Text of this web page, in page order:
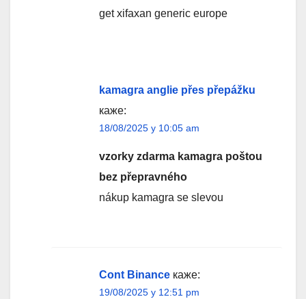
get xifaxan generic europe
kamagra anglie přes přepážku
каже:
18/08/2025 у 10:05 am
vzorky zdarma kamagra poštou
bez přepravného
nákup kamagra se slevou
Cont Binance каже:
19/08/2025 у 12:51 pm